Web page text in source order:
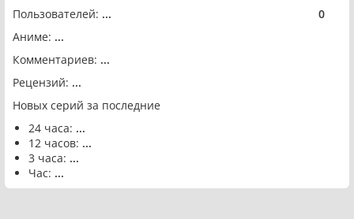
Пользователей: ... 0
Аниме: ...
Комментариев: ...
Рецензий: ...
Новых серий за последние
24 часа: ...
12 часов: ...
3 часа: ...
Час: ...